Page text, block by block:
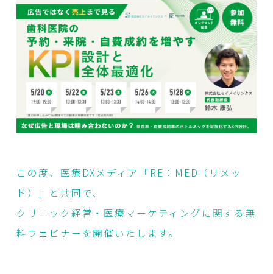
この度、医療DXメディア「RE：MED（リメッ
ド）」と共同で、
クリニック経営・医療マーケティングに関する無
料ウェビナーを開催いたします。